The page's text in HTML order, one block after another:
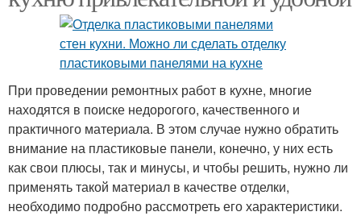
При проведении ремонтных работ в кухне, многие
находятся в поиске недорогого, качественного и
практичного материала. В этом случае нужно обратить
внимание на пластиковые панели, конечно, у них есть
как свои плюсы, так и минусы, и чтобы решить, нужно ли
применять такой материал в качестве отделки,
необходимо подробно рассмотреть его характеристики.